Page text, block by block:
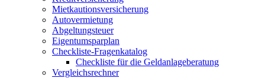
Mietkautionsversicherung
Autovermietung
Abgeltungsteuer
Eigentumsparplan
Checkliste-Fragenkatalog
Checkliste für die Geldanlageberatung
Vergleichsrechner